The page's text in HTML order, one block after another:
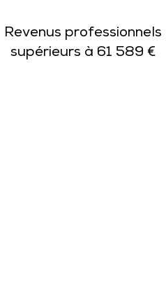
Revenus professionnels
supérieurs à 61 589 €